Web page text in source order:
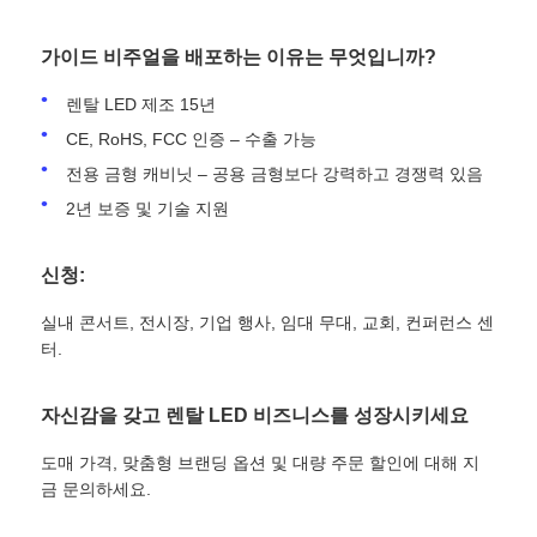
가이드 비주얼을 배포하는 이유는 무엇입니까?
렌탈 LED 제조 15년
CE, RoHS, FCC 인증 – 수출 가능
전용 금형 캐비닛 – 공용 금형보다 강력하고 경쟁력 있음
2년 보증 및 기술 지원
신청:
실내 콘서트, 전시장, 기업 행사, 임대 무대, 교회, 컨퍼런스 센
터.
자신감을 갖고 렌탈 LED 비즈니스를 성장시키세요
도매 가격, 맞춤형 브랜딩 옵션 및 대량 주문 할인에 대해 지
금 문의하세요.